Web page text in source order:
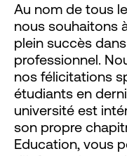
Au nom de tous
nous souhaitons
plein succès
professionnel.
nos félicitations
étudiants en
université est
son propre
Education, vous